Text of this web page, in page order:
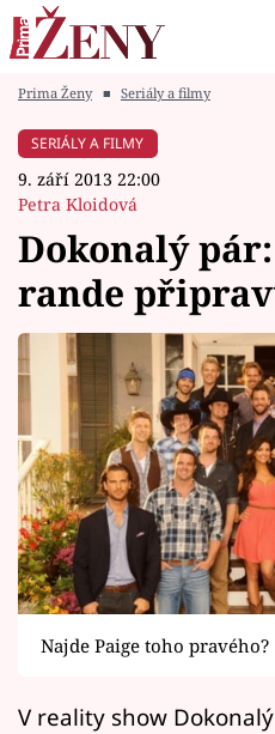
Módní alarm
Témata
Celebrity
Vztahy
Seriály
Horoskopy
Sledujte prima+
Filmový festival
Pořady
Prima Ženy ■ Seriály a filmy
SERIÁLY A FILMY
9. září 2013 22:00
Petra Kloidová
Dokonalý
rande
Najde Paige toho pravého?
V reality show